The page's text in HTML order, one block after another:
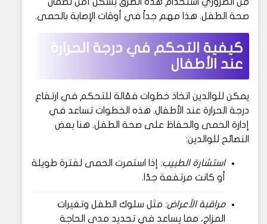
صحة الطفل. هذا مهم جداً في أوقات الإصابة بالحمى.
كيفية التحكم في درجة الحرارة
عند الأطفال
يمكن للوالدين اتخاذ خطوات فعّالة للتحكم في ارتفاع
درجة الحرارة عند الأطفال. هذه الخطوات تساعد في
إدارة الحمى والحفاظ على صحة الطفل. هنا بعض
النصائح للوالدين:
استشارة الطبيب: إذا استمرت الحمى لفترة طويلة
أو كانت مرتفعة جدًا.
مراقبة الأعراض: مثل سلوك الطفل وتغيرات
المزاج، مما يساعد في تحديد مدى الحاجة